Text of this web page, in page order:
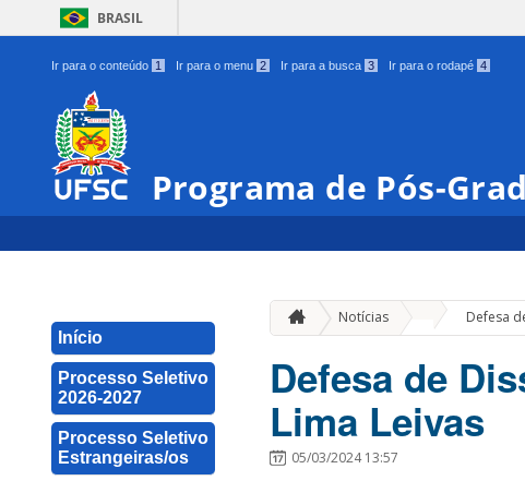
BRASIL
Ir para o conteúdo 1 Ir para o menu 2 Ir para a busca 3 Ir para o rodapé 4
Programa de Pós-
Início
Processo Seletivo
2026-2027
Processo Seletivo
Estrangeiras/os
Notícias Defesa
Defesa de
Lima Leivas
05/03/2024 13:57